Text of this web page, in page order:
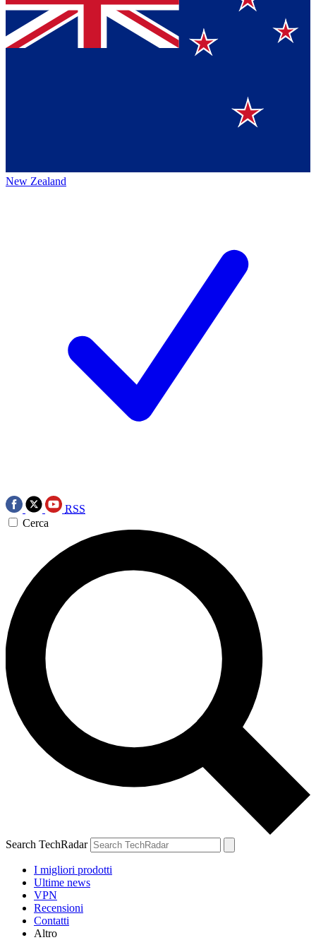
New Zealand
RSS
Cerca
Search TechRadar
I migliori prodotti
Ultime news
VPN
Recensioni
Contatti
Altro